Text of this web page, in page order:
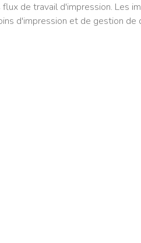
de travail d'impression. Les
d'impression et de gestion de